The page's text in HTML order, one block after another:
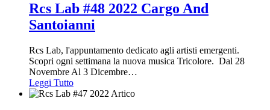
Rcs Lab #48 2022 Cargo And
Santoianni
Rcs Lab, l'appuntamento dedicato agli artisti emergenti.
Scopri ogni settimana la nuova musica Tricolore. Dal 28
Novembre Al 3 Dicembre…
Leggi Tutto